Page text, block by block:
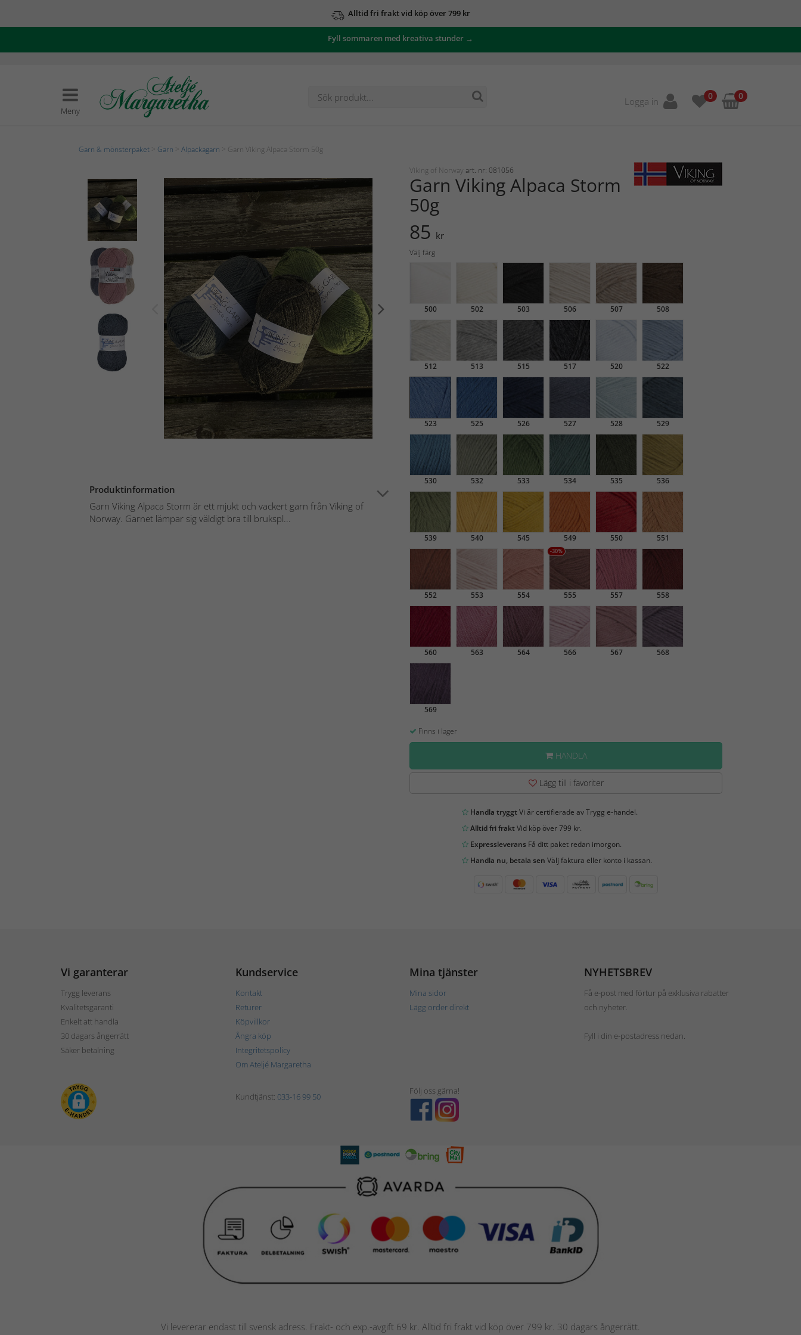
Alltid fri frakt vid köp över 799 kr
Fyll sommaren med kreativa stunder →
Meny
Logga in 0 0
Garn & mönsterpaket Garn Alpackagarn > Garn Viking Alpaca Storm 50g
Produktinformation
Garn Viking Alpaca Storm är ett mjukt och vackert garn från Viking of
Norway. Garnet lämpar sig väldigt bra till brukspl...
Viking of Norway art. nr: 081056
Garn Viking Alpaca Storm
50g
85 kr
Välj färg
500 502 503 506 507 508
512 513 515 517 520 522
523 525 526 527 528 529
530 532 533 534 535 536
539 540 545 549 550 551
552 553 554
-30%
555 557 558
560 563 564 566 567 568
569
Finns i lager
HANDLA
Lägg till i favoriter
Handla tryggtVi är certifierade av Trygg e-handel.
Alltid fri fraktVid köp över 799 kr.
ExpressleveransFå ditt paket redan imorgon.
Handla nu, betala sen Välj faktura eller konto i kassan.
Vi garanterar
Trygg leverans
Kvalitetsgaranti
Enkelt att handla
30 dagars ångerrätt
Säker betalning
Kundservice
Kontakt
Returer
Köpvillkor
Ångra köp
Integritetspolicy
Om Ateljé Margaretha
Mina tjänster
Mina sidor
Lägg order direkt
NYHETSBREV
Få e-post med förtur på exklusiva rabatter
och nyheter.
Fyll i din e-postadress nedan.
Kundtjänst: 033-16 99 50
Följ oss gärna!
Vi levererar endast till svensk adress. Frakt- och exp.-avgift 69 kr. Alltid fri frakt vid köp över 799 kr. 30 dagars ångerrätt.